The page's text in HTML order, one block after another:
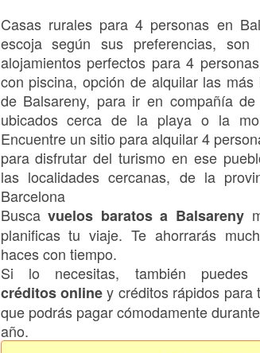
Casas rurales para 4 personas en
escoja según sus preferencias, son
alojamientos perfectos para 4
con piscina, opción de alquilar las más
de Balsareny, para ir en compañía de
ubicados cerca de la playa o la
Encuentre un sitio para alquilar 4
para disfrutar del turismo en ese
las localidades cercanas, de la
Barcelona
Buscavuelos baratos a Balsareny
planificas tu viaje. Te ahorrarás
haces con tiempo.
Si lo necesitas, también puedes
créditos onliney créditos rápidos para
que podrás pagar cómodamente
año.